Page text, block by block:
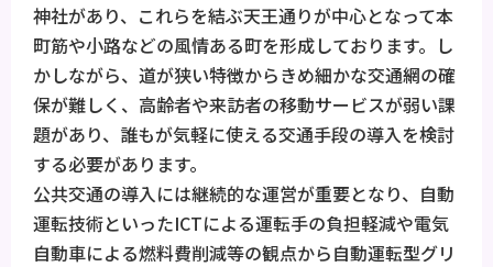
神社があり、これらを結ぶ天王通りが中心となって本
町筋や小路などの風情ある町を形成しております。し
かしながら、道が狭い特徴からきめ細かな交通網の確
保が難しく、高齢者や来訪者の移動サービスが弱い課
題があり、誰もが気軽に使える交通手段の導入を検討
する必要があります。
公共交通の導入には継続的な運営が重要となり、自動
運転技術といったICTによる運転手の負担軽減や電気
自動車による燃料費削減等の観点から自動運転型グリ